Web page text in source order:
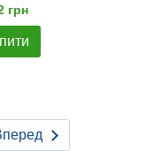
грн